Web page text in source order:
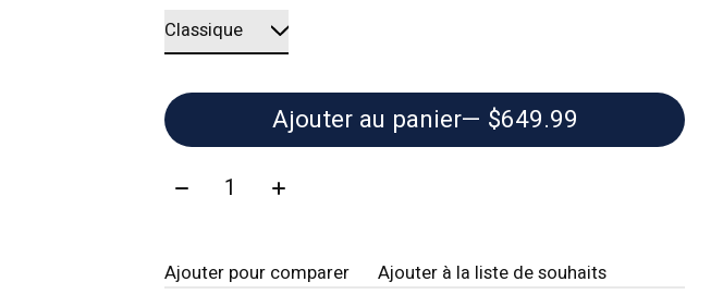
Ajouter au panier
— $649.99
Quantité:
Ajouter pour comparer Ajouter à la liste de souhaits